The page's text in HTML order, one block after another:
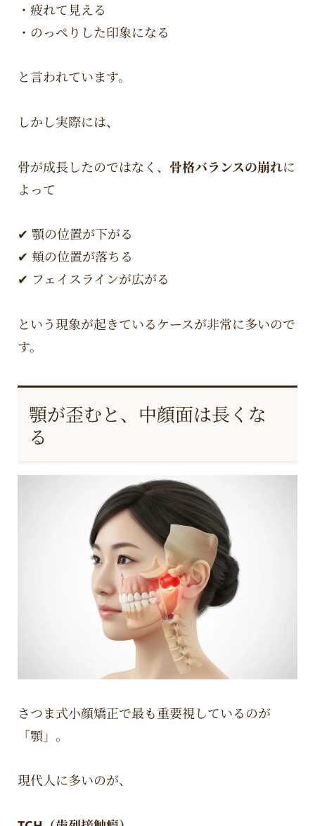
・疲れて見える
・のっぺりした印象になる
と言われています。
しかし実際には、
骨が成長したのではなく、 骨格バランスの崩れに
よって
✔ 顎の位置が下がる
✔ 頬の位置が落ちる
✔ フェイスラインが広がる
という現象が起きているケースが非常に多いので
す。
顎が歪むと、中顔面は長くな
る
さつま式小顔矯正で最も重要視しているのが
「顎」。
現代人に多いのが、